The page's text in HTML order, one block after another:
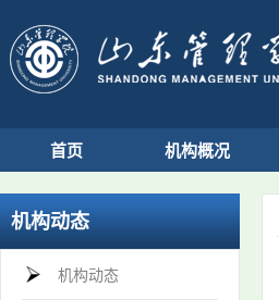
首页 机构概况
机构动态
机构动态